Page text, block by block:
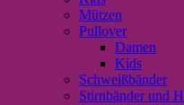
Mützen
Pullover
Damen
Kids
Schweißbänder
Stirnbänder und